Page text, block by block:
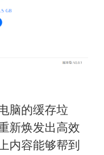
脑的缓存垃
新焕发出高效
内容能够帮到